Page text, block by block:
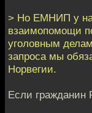
> Но ЕМНИП у
взаимопомощи
уголовным
запроса мы
Норвегии.
Если гражданин